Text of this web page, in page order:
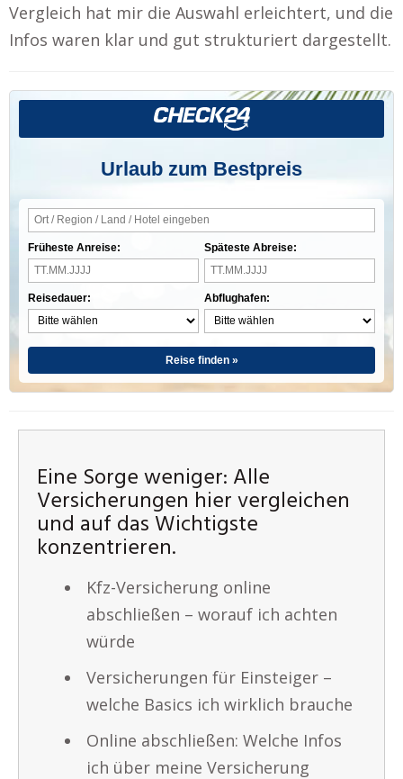
Vergleich hat mir die Auswahl erleichtert, und die
Infos waren klar und gut strukturiert dargestellt.
Urlaub zum Bestpreis
Früheste Anreise:
Reisedauer:
Späteste Abreise:
Abflughafen:
Reise finden »
Eine Sorge weniger: Alle
Versicherungen hier vergleichen
und auf das Wichtigste
konzentrieren.
Kfz-Versicherung online
abschließen – worauf ich achten
würde
Versicherungen für Einsteiger –
welche Basics ich wirklich brauche
Online abschließen: Welche Infos
ich über meine Versicherung